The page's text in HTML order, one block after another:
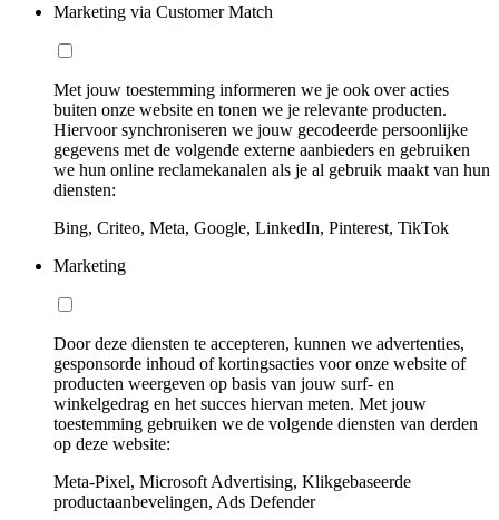
Marketing via Customer Match
Met jouw toestemming informeren we je ook over acties
buiten onze website en tonen we je relevante producten.
Hiervoor synchroniseren we jouw gecodeerde persoonlijke
gegevens met de volgende externe aanbieders en gebruiken
we hun online reclamekanalen als je al gebruik maakt van hun
diensten:
Bing, Criteo, Meta, Google, LinkedIn, Pinterest, TikTok
Marketing
Door deze diensten te accepteren, kunnen we advertenties,
gesponsorde inhoud of kortingsacties voor onze website of
producten weergeven op basis van jouw surf- en
winkelgedrag en het succes hiervan meten. Met jouw
toestemming gebruiken we de volgende diensten van derden
op deze website:
Meta-Pixel, Microsoft Advertising, Klikgebaseerde
productaanbevelingen, Ads Defender